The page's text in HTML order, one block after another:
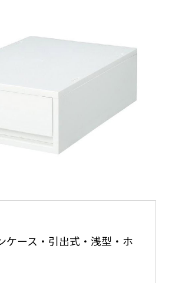
ケース・引出式・浅型・ホ